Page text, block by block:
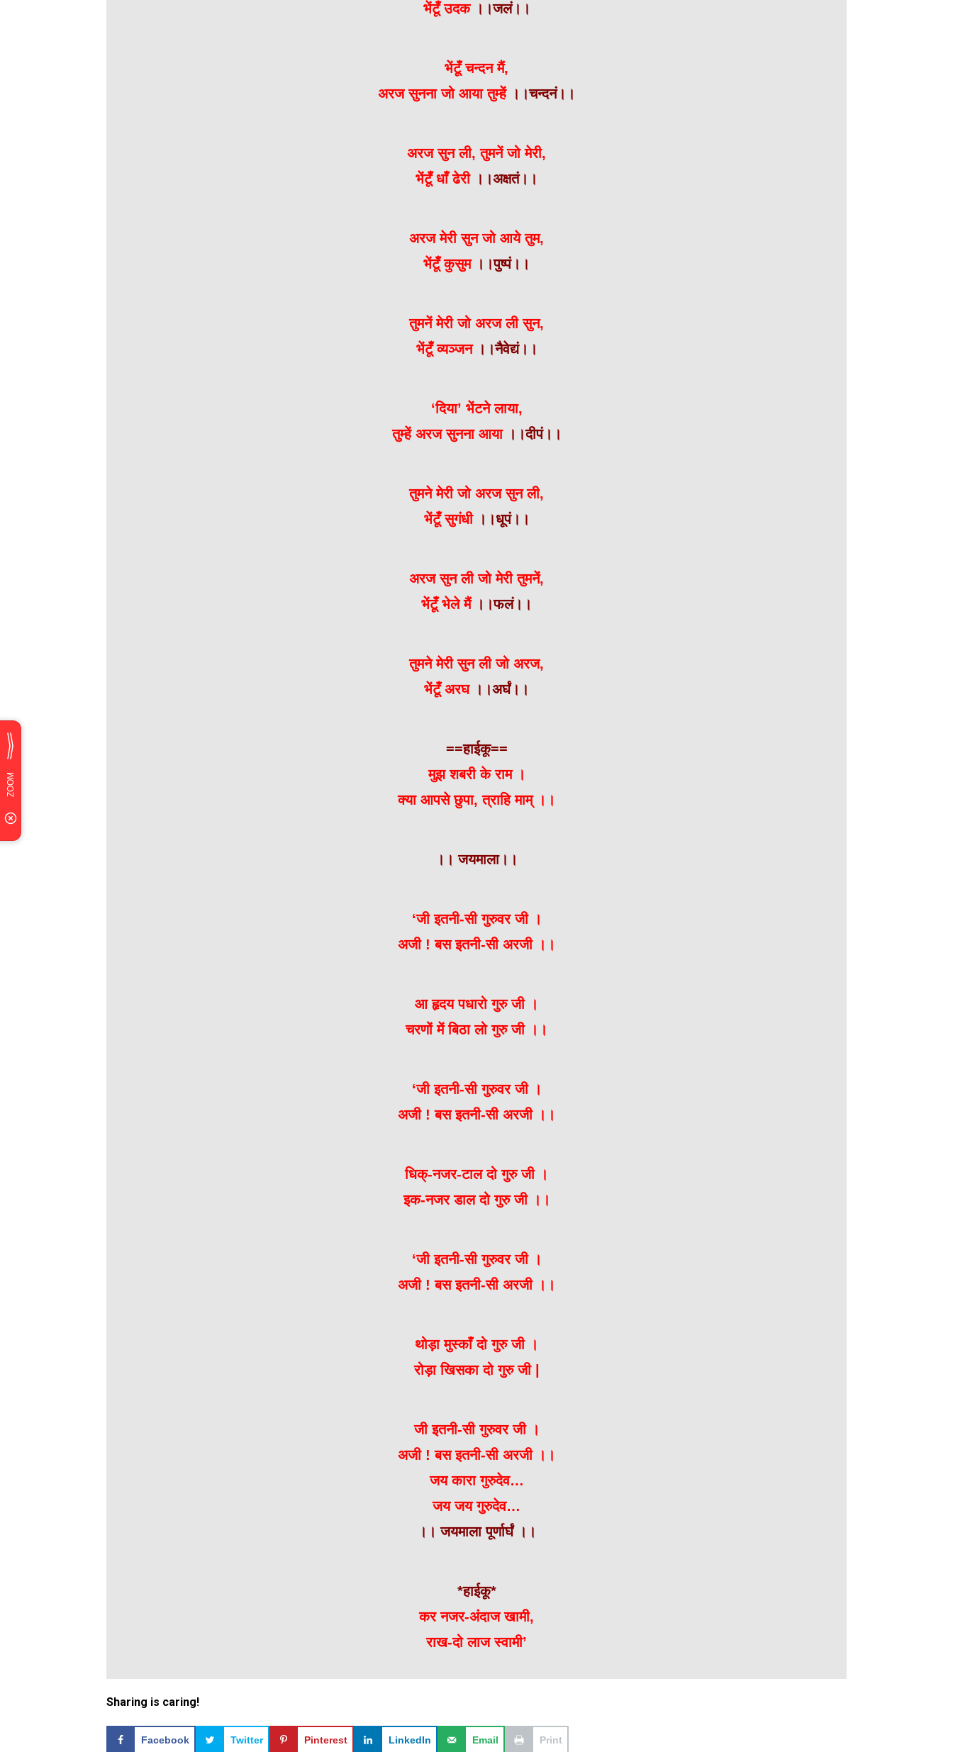
भेंटूँ उदक ।।जलं।।
भेंटूँ चन्दन मैं,
अरज सुनना जो आया तुम्हें ।।चन्दनं।।
अरज सुन ली, तुमनें जो मेरी,
भेंटूँ धाँ ढेरी ।।अक्षतं।।
अरज मेरी सुन जो आये तुम,
भेंटूँ कुसुम।।पुष्पं।।
तुमनें मेरी जो अरज ली सुन,
भेंटूँ व्यञ्जन।।नैवेद्यं।।
‘दिया’ भेंटने लाया,
तुम्हें अरज सुनना आया।।दीपं।।
तुमने मेरी जो अरज सुन ली,
भेंटूँ सुगंधी ।।धूपं।।
अरज सुन ली जो मेरी तुमनें,
भेंटूँ भेले मैं ।।फलं।।
तुमने मेरी सुन ली जो अरज,
भेंटूँ अरघ ।।अर्घं।।
==हाईकू==
मुझ शबरी के राम ।
क्या आपसे छुपा, त्राहि माम् ।।
।। जयमाला।।
‘जी इतनी-सी गुरुवर जी ।
अजी ! बस इतनी-सी अरजी ।।
आ हृदय पधारो गुरु जी ।
चरणों में बिठा लो गुरु जी ।।
‘जी इतनी-सी गुरुवर जी ।
अजी ! बस इतनी-सी अरजी ।।
धिक्-नजर-टाल दो गुरु जी ।
इक-नजर डाल दो गुरु जी ।।
‘जी इतनी-सी गुरुवर जी ।
अजी ! बस इतनी-सी अरजी ।।
थोड़ा मुस्काँ दो गुरु जी ।
रोड़ा खिसका दो गुरु जी |
जी इतनी-सी गुरुवर जी ।
अजी ! बस इतनी-सी अरजी ।।
जय कारा गुरुदेव…
जय जय गुरुदेव…
।। जयमाला पूर्णार्घं ।।
*हाईकू*
कर नजर-अंदाज खामी,
राख-दो लाज स्वामी’
Sharing is caring!
Facebook Twitter Pinterest LinkedIn Email Print